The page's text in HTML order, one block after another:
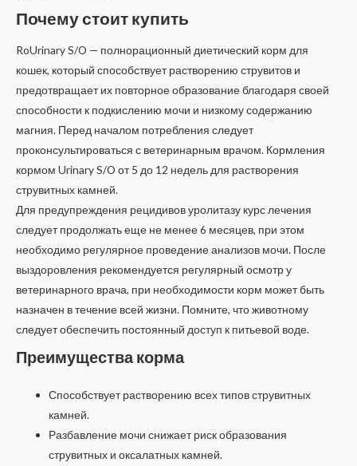
Почему стоит купить
RoUrinary S/O — полнорационный диетический корм для
кошек, который способствует растворению струвитов и
предотвращает их повторное образование благодаря своей
способности к подкислению мочи и низкому содержанию
магния. Перед началом потребления следует
проконсультироваться с ветеринарным врачом. Кормления
кормом Urinary S/O от 5 до 12 недель для растворения
струвитных камней.
Для предупреждения рецидивов уролитазу курс лечения
следует продолжать еще не менее 6 месяцев, при этом
необходимо регулярное проведение анализов мочи. После
выздоровления рекомендуется регулярный осмотр у
ветеринарного врача, при необходимости корм может быть
назначен в течение всей жизни. Помните, что животному
следует обеспечить постоянный доступ к питьевой воде.
Преимущества корма
Способствует растворению всех типов струвитных
камней.
Разбавление мочи снижает риск образования
струвитных и оксалатных камней.